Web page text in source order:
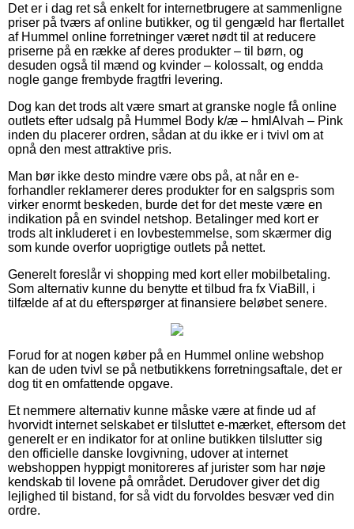
Det er i dag ret så enkelt for internetbrugere at sammenligne
priser på tværs af online butikker, og til gengæld har flertallet
af Hummel online forretninger været nødt til at reducere
priserne på en række af deres produkter – til børn, og
desuden også til mænd og kvinder – kolossalt, og endda
nogle gange frembyde fragtfri levering.
Dog kan det trods alt være smart at granske nogle få online
outlets efter udsalg på Hummel Body k/æ – hmlAlvah – Pink
inden du placerer ordren, sådan at du ikke er i tvivl om at
opnå den mest attraktive pris.
Man bør ikke desto mindre være obs på, at når en e-
forhandler reklamerer deres produkter for en salgspris som
virker enormt beskeden, burde det for det meste være en
indikation på en svindel netshop. Betalinger med kort er
trods alt inkluderet i en lovbestemmelse, som skærmer dig
som kunde overfor uoprigtige outlets på nettet.
Generelt foreslår vi shopping med kort eller mobilbetaling.
Som alternativ kunne du benytte et tilbud fra fx ViaBill, i
tilfælde af at du efterspørger at finansiere beløbet senere.
Forud for at nogen køber på en Hummel online webshop
kan de uden tvivl se på netbutikkens forretningsaftale, det er
dog tit en omfattende opgave.
Et nemmere alternativ kunne måske være at finde ud af
hvorvidt internet selskabet er tilsluttet e-mærket, eftersom det
generelt er en indikator for at online butikken tilslutter sig
den officielle danske lovgivning, udover at internet
webshoppen hyppigt monitoreres af jurister som har nøje
kendskab til lovene på området. Derudover giver det dig
lejlighed til bistand, for så vidt du forvoldes besvær ved din
ordre.